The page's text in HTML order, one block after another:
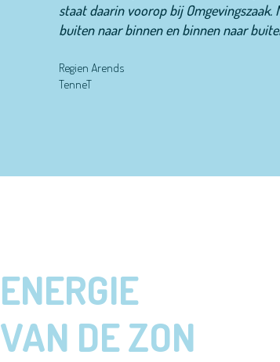
staat daarin voorop bij Omgevingszaak.
buiten naar binnen en binnen naar
Regien Arends
TenneT
ENERGIE
VAN DE ZON